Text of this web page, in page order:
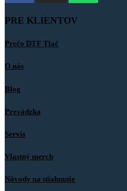
PRE KLIENTOV
Prečo DTF Tlač
O nás
Blog
Prevádzka
Servis
Vlastný merch
Návody na stiahnutie